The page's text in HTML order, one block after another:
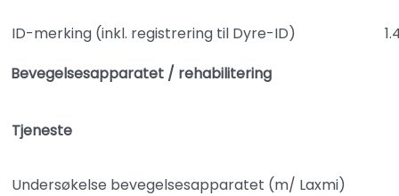
ID-merking (inkl. registrering til Dyre-ID)
Bevegelsesapparatet / rehabilitering
Tjeneste
Undersøkelse bevegelsesapparatet (m/ Laxmi)